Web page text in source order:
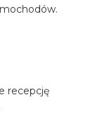
recepcję